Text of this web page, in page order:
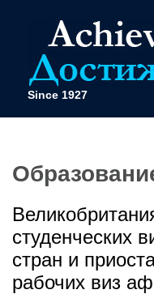
Since 1927
студенческих
стран и
рабочих виз